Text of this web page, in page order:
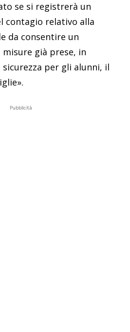
se si registrerà un
contagio relativo alla
da consentire un
già prese, in
per gli alunni, il
Pubblicità